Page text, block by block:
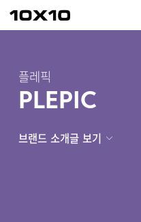
텐
바
플레픽
PLEPIC
브랜드 소개글 보기